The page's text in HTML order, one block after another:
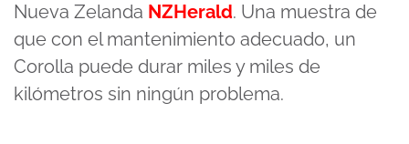
Nueva Zelanda NZHerald. Una muestra de
que con el mantenimiento adecuado, un
Corolla puede durar miles y miles de
kilómetros sin ningún problema.